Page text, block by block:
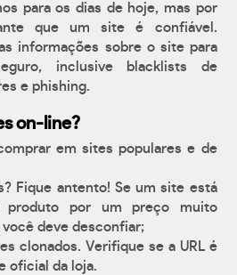
para os dias de hoje, mas por
que um site é confiável.
informações sobre o site para
inclusive blacklists de
e phishing.
on-line?
em sites populares e de
Fique antento! Se um site está
produto por um preço muito
você deve desconfiar;
clonados. Verifique se a URL é
oficial da loja.